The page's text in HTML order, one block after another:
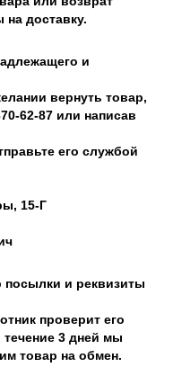
доставку.
и
вернуть товар,
62-87 или написав
его службой
15-Г
посылки и реквизиты
проверит его
3 дней мы
товар на обмен.